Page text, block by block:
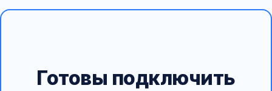
Готовы подключить